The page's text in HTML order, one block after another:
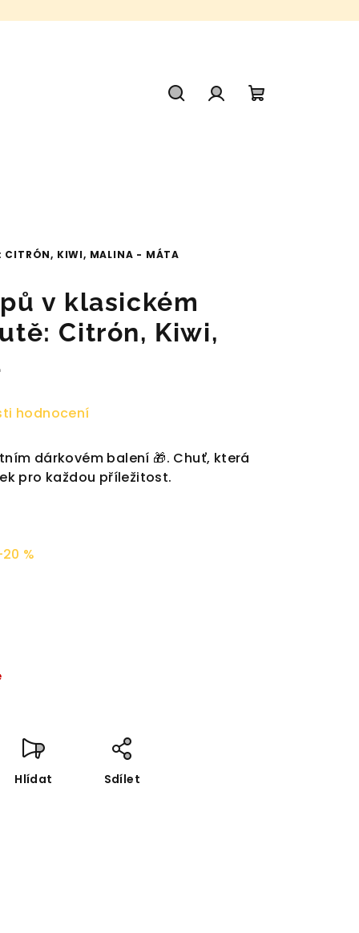
CITRÓN, KIWI, MALINA - MÁTA
v klasickém
Citrón, Kiwi,
hodnocení
dárkovém balení 🎁. Chuť, která
pro každou příležitost.
%
Hlídat Sdílet